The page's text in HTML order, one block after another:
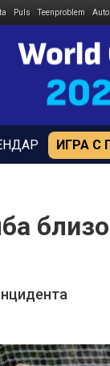
Puls Teenproblem
ИГРА С